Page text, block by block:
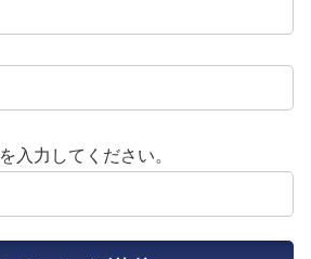
入力してください。